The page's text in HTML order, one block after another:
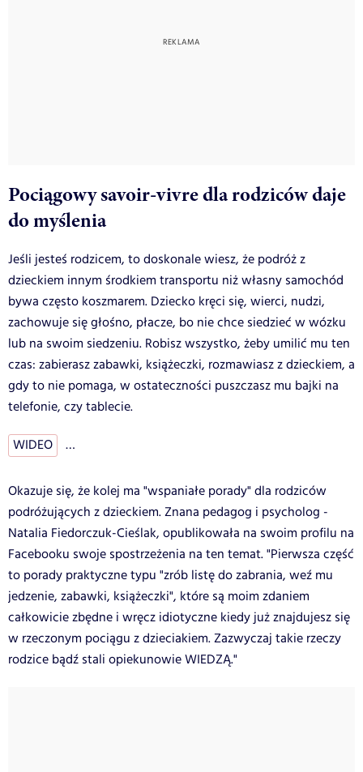
Pociągowy savoir-vivre dla rodziców daje
do myślenia
Jeśli jesteś rodzicem, to doskonale wiesz, że podróż z
dzieckiem innym środkiem transportu niż własny samochód
bywa często koszmarem. Dziecko kręci się, wierci, nudzi,
zachowuje się głośno, płacze, bo nie chce siedzieć w wózku
lub na swoim siedzeniu. Robisz wszystko, żeby umilić mu ten
czas: zabierasz zabawki, książeczki, rozmawiasz z dzieckiem, a
gdy to nie pomaga, w ostateczności puszczasz mu bajki na
telefonie, czy tablecie.
WIDEO …
Okazuje się, że kolej ma "wspaniałe porady" dla rodziców
podróżujących z dzieckiem. Znana pedagog i psycholog -
Natalia Fiedorczuk-Cieślak , opublikowała na swoim profilu na
Facebooku swoje spostrzeżenia na ten temat. "Pierwsza część
to porady praktyczne typu "zrób listę do zabrania, weź mu
jedzenie, zabawki, książeczki", które są moim zdaniem
całkowicie zbędne i wręcz idiotyczne kiedy już znajdujesz się
w rzeczonym pociągu z dzieciakiem. Zazwyczaj takie rzeczy
rodzice bądź stali opiekunowie WIEDZĄ."